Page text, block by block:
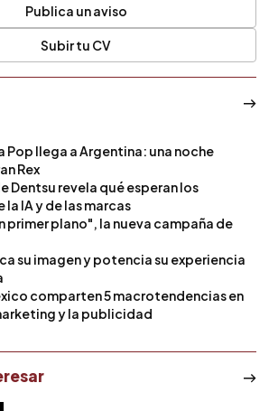
Publica un aviso
Subir tu CV
Pop llega a Argentina: una noche
Rex
Dentsu revela qué esperan los
IA y de las marcas
primer plano", la nueva campaña de
su imagen y potencia su experiencia
comparten 5 macrotendencias en
y la publicidad